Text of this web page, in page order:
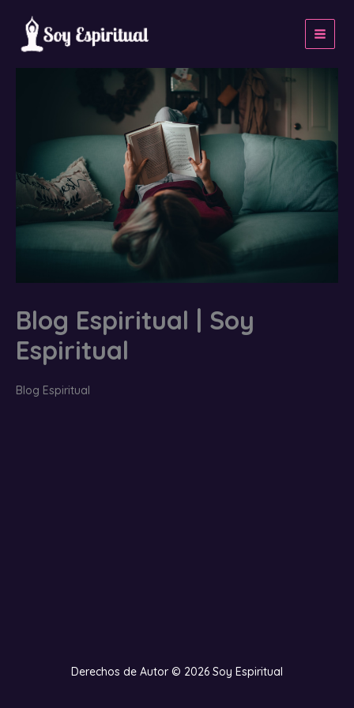
contenido
Blog Espiritual | Soy
Espiritual
Blog Espiritual
Derechos de Autor © 2026 Soy Espiritual